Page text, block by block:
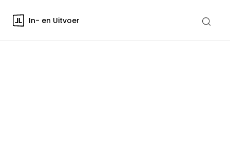
In- en Uitvoer